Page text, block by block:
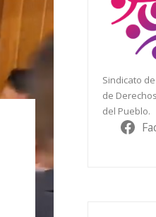
Sindicato
de
del Pueblo.